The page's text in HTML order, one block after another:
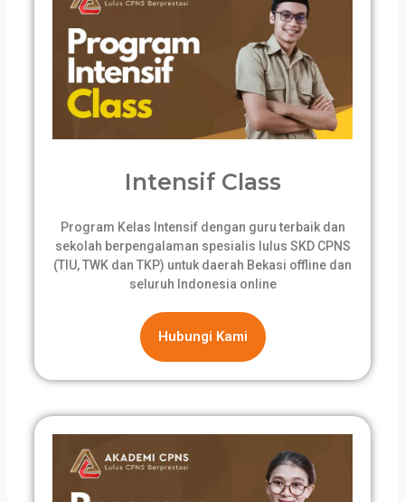
Intensif Class
Program Kelas Intensif dengan guru terbaik dan
sekolah berpengalaman spesialis lulus SKD CPNS
(TIU, TWK dan TKP) untuk daerah Bekasi offline dan
seluruh Indonesia online
Hubungi Kami